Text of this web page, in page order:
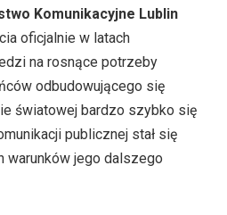
Komunikacyjne Lublin
oficjalnie w latach
na rosnące potrzeby
odbudowującego się
światowej bardzo szybko się
publicznej stał się
warunków jego dalszego